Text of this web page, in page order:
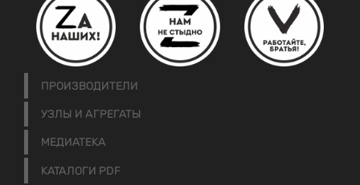
ПРОИЗВОДИТЕЛИ
УЗЛЫ И АГРЕГАТЫ
МЕДИАТЕКА
КАТАЛОГИ PDF